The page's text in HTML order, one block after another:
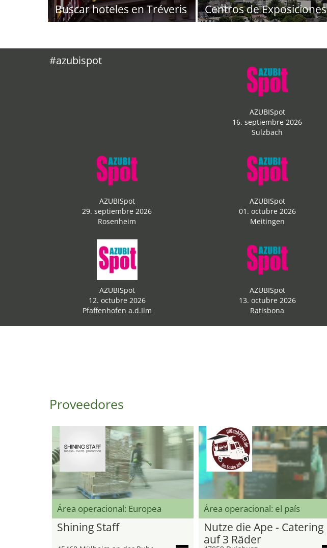
Buscar hoteles en Tréveris Centros de Exposiciones
#azubispot
AZUBISpot
16. septiembre 2026
Sulzbach
AZUBISpot
29. septiembre 2026
Rosenheim
AZUBISpot
01. octubre 2026
Meitingen
AZUBISpot
12. octubre 2026
Pfaffenhofen a.d.Ilm
AZUBISpot
13. octubre 2026
Ratisbona
Proveedores
Área operacional: Europea
Shining Staff
Área operacional: el país
Nutze die Ape - Catering
auf 3 Räder